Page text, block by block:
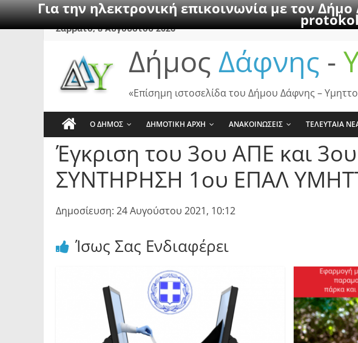
Για την ηλεκτρονική επικοινωνία με τον
SkipΣάββατο, 8 Αυγούστου 2026
Δήμος Δάφνης -
«Επίσημη ιστοσελίδα του Δήμου Δάφνης –
Ο ΔΗΜΟΣ ΔΗΜΟΤΙΚΗ ΑΡΧΗ ΑΝΑΚΟΙΝΩΣΕΙΣ ΤΕΛΕΥΤΑΙΑ
Έγκριση του 3ου ΑΠΕ και
ΣΥΝΤΗΡΗΣΗ 1ου ΕΠΑΛ
Δημοσίευση: 24 Αυγούστου 2021, 10:12
Ίσως Σας Ενδιαφέρει